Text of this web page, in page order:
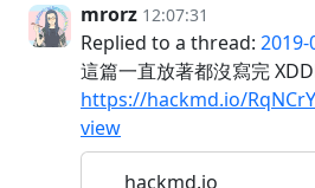
mrorz 12:07:31
Replied to a thread: 2019-
這篇一直放著都沒寫完
https://hackmd.io/
view
hackmd.io